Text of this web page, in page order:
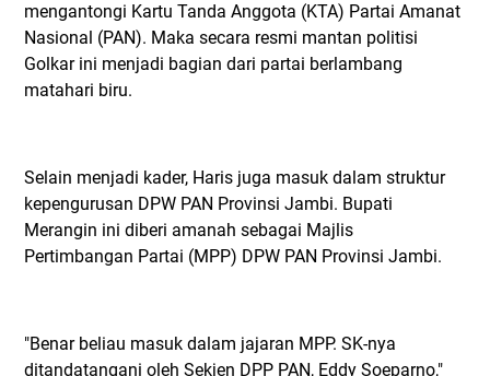
mengantongi Kartu Tanda Anggota (KTA) Partai Amanat
Nasional (PAN). Maka secara resmi mantan politisi
Golkar ini menjadi bagian dari partai berlambang
matahari biru.
Selain menjadi kader, Haris juga masuk dalam struktur
kepengurusan DPW PAN Provinsi Jambi. Bupati
Merangin ini diberi amanah sebagai Majlis
Pertimbangan Partai (MPP) DPW PAN Provinsi Jambi.
"Benar beliau masuk dalam jajaran MPP. SK-nya
ditandatangani oleh Sekjen DPP PAN, Eddy Soeparno,"